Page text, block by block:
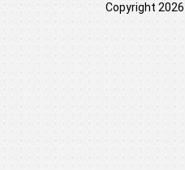
Copyright